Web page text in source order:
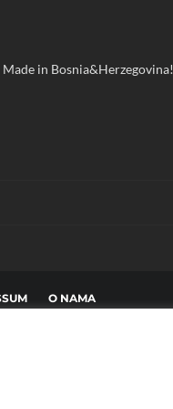
in Bosnia&Herzegovina!
O NAMA